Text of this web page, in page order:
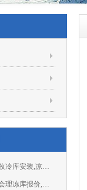
凉山冻库安装,甘孜冷库安装,凉山保鲜库...
会理冷藏库安装,会理冻库报价,会理冷库...